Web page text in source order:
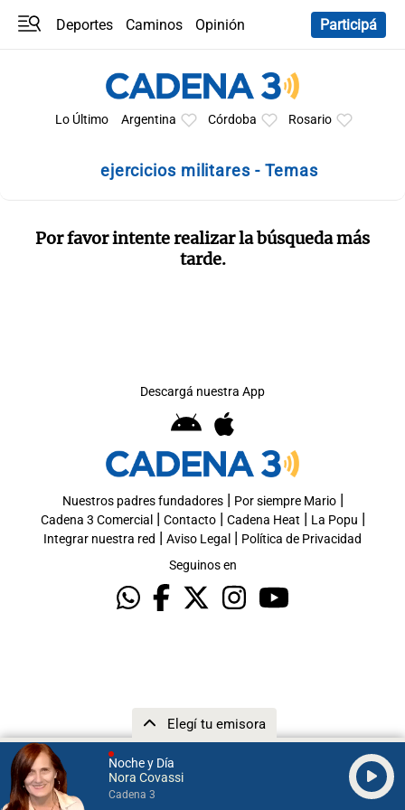
Noche y Día
Nora Covassi
Cadena 3
Elegí tu emisora
Deportes Caminos
Opinión
Participá
Lo Último Argentina Córdoba Rosario
ejercicios militares - Temas
Por favor intente realizar la búsqueda más
tarde.
Descargá nuestra App
Nuestros padres fundadores| Por siempre Mario|
Cadena 3 Comercial | Contacto| Cadena Heat | La Popu |
Integrar nuestra red | Aviso Legal | Política de Privacidad
Seguinos en